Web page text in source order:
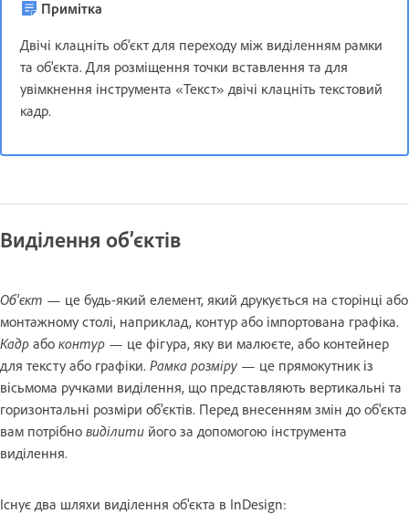
Примітка
Двічі клацніть об’єкт для переходу між виділенням рамки
та об’єкта. Для розміщення точки вставлення та для
увімкнення інструмента «Текст» двічі клацніть текстовий
кадр.
Виділення об’єктів
Об'єкт — це будь-який елемент, який друкується на сторінці або
монтажному столі, наприклад, контур або імпортована графіка.
Кадр або контур — це фігура, яку ви малюєте, або контейнер
для тексту або графіки. Рамка розміру — це прямокутник із
вісьмома ручками виділення, що представляють вертикальні та
горизонтальні розміри об'єктів. Перед внесенням змін до об'єкта
вам потрібно виділити його за допомогою інструмента
виділення.
Існує два шляхи виділення об'єкта в InDesign: